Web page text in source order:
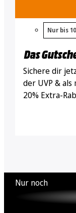
Nur bis
Das
Sichere dir
der UVP & als
20% Extra-
Nur noch